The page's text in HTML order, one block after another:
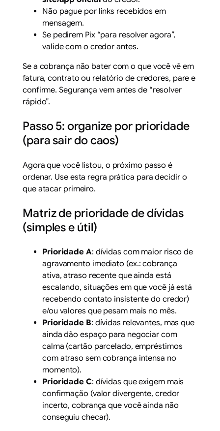
Não pague por links recebidos em
mensagem.
Se pedirem Pix “para resolver agora”,
valide com o credor antes.
Se a cobrança não bater com o que você vê em
fatura, contrato ou relatório de credores, pare e
confirme. Segurança vem antes de “resolver
rápido”.
Passo 5: organize por prioridade
(para sair do caos)
Agora que você listou, o próximo passo é
ordenar. Use esta regra prática para decidir o
que atacar primeiro.
Matriz de prioridade de dívidas
(simples e útil)
Prioridade A: dívidas com maior risco de
agravamento imediato (ex.: cobrança
ativa, atraso recente que ainda está
escalando, situações em que você já está
recebendo contato insistente do credor)
e/ou valores que pesam mais no mês.
Prioridade B: dívidas relevantes, mas que
ainda dão espaço para negociar com
calma (cartão parcelado, empréstimos
com atraso sem cobrança intensa no
momento).
Prioridade C: dívidas que exigem mais
confirmação (valor divergente, credor
incerto, cobrança que você ainda não
conseguiu checar).